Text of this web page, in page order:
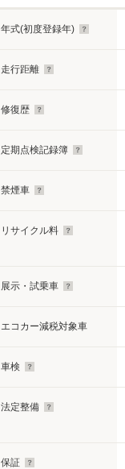
年式(初度登録年)
走行距離
修復歴
定期点検記録簿
禁煙車
リサイクル料
展示・試乗車
エコカー減税対象車
車検
法定整備
保証